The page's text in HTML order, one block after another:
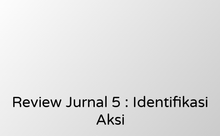
Review Jurnal 5 : Identifikasi
Aksi